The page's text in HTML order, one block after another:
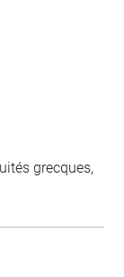
grecques,